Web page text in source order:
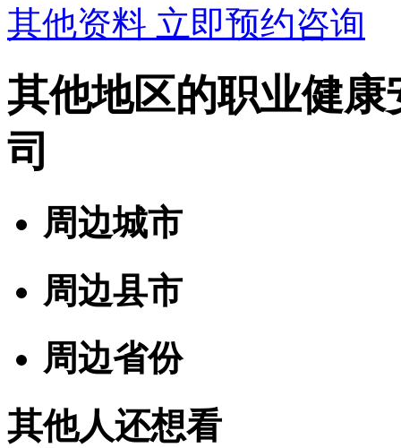
其他资料 立即预约咨询
其他地区的职业健
司
周边城市
周边县市
周边省份
其他人还想看